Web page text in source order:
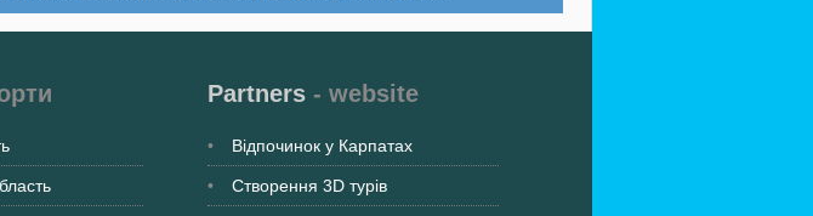
Partners - website
Відпочинок у Карпатах
Створення 3D турів